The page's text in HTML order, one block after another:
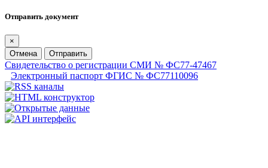
Отправить документ
×
Отмена
Отправить
Свидетельство о регистрации СМИ № ФС77-47467
Электронный паспорт ФГИС № ФС77110096